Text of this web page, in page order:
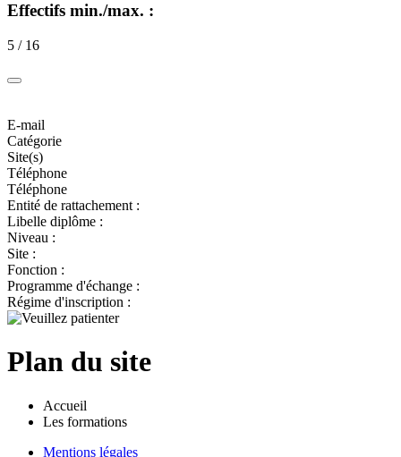
Effectifs min./max. :
5 / 16
E-mail
Catégorie
Site(s)
Téléphone
Téléphone
Entité de rattachement :
Libelle diplôme :
Niveau :
Site :
Fonction :
Programme d'échange :
Régime d'inscription :
Plan du site
Accueil
Les formations
Mentions légales